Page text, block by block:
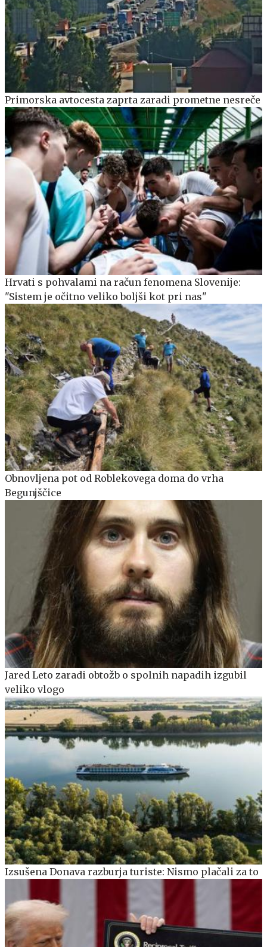
Primorska avtocesta zaprta zaradi prometne nesreče
Hrvati s pohvalami na račun fenomena Slovenije:
"Sistem je očitno veliko boljši kot pri nas"
Obnovljena pot od Roblekovega doma do vrha
Begunjščice
Jared Leto zaradi obtožb o spolnih napadih izgubil
veliko vlogo
Izsušena Donava razburja turiste: Nismo plačali za to